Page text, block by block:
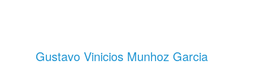
Gustavo Vinicios Munhoz Garcia